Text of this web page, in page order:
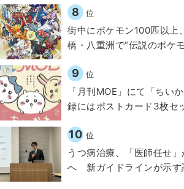
8 位
街中にポケモン100匹以
橋・八重洲で“伝説のポケ
9 位
「月刊MOE」にて「ちい
録にはポストカード3枚セ
10 位
うつ病治療、「医師任せ
へ 新ガイドラインが示す